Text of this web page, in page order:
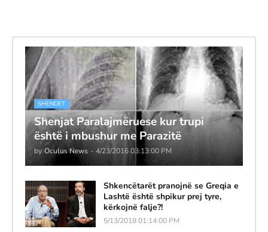
SHENDET
Shenjat Paralajmëruese kur trupi
është i mbushur me Parazitë
by Oculus News - 4/23/2016 03:13:00 PM
Shkencëtarët pranojnë se Greqia e
Lashtë është shpikur prej tyre,
kërkojnë falje?!
5/13/2018 01:14:00 PM